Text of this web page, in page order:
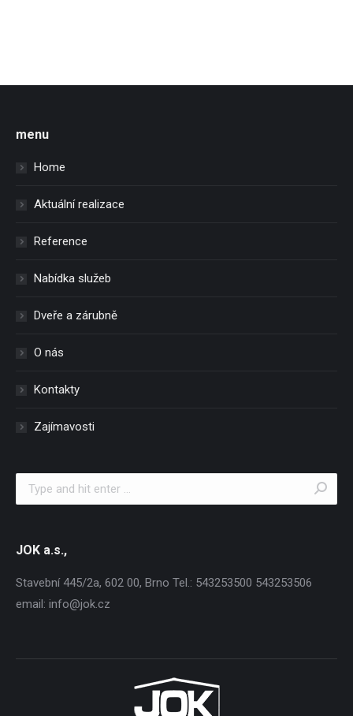
menu
Home
Aktuální realizace
Reference
Nabídka služeb
Dveře a zárubně
O nás
Kontakty
Zajímavosti
Search:
JOK a.s.,
Stavební 445/2a, 602 00, Brno Tel.: 543253500 543253506
email: info@jok.cz